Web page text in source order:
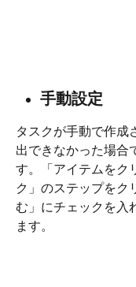
手動設定
タスクが手動で作成
出できなかった場合
す。「アイテムをク
ク」のステップをク
む」にチェックを入
ます。